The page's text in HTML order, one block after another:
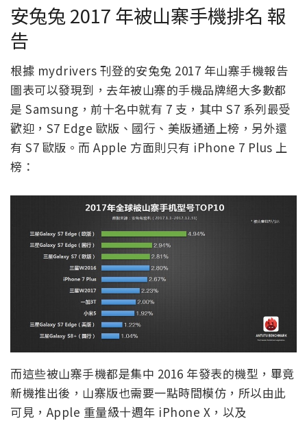
安兔兔 2017 年被山寨手機排名 報
告
根據 mydrivers 刊登的安兔兔 2017 年山寨手機報告
圖表可以發現到，去年被山寨的手機品牌絕大多數都
是 Samsung，前十名中就有 7 支，其中 S7 系列最受
歡迎，S7 Edge 歐版、國行、美版通通上榜，另外還
有 S7 歐版。而 Apple 方面則只有 iPhone 7 Plus 上
榜：
而這些被山寨手機都是集中 2016 年發表的機型，畢竟
新機推出後，山寨版也需要一點時間模仿，所以由此
可見，Apple 重量級十週年 iPhone X，以及